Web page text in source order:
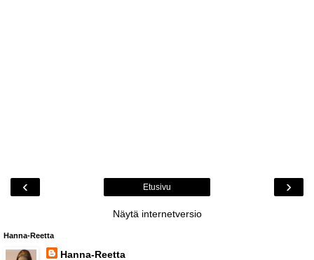
‹ ›
Etusivu
Näytä internetversio
Hanna-Reetta
Hanna-Reetta